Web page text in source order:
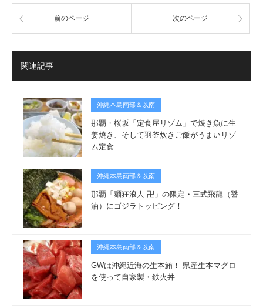
前のページ 次のページ
関連記事
沖縄本島南部＆以南
那覇・桜坂「定食屋リゾム」で焼き魚に生
姜焼き、そして羽釜炊きご飯がうまいリゾ
ム定食
沖縄本島南部＆以南
那覇「麺狂浪人 卍」の限定・三式飛龍（醤
油）にゴジラトッピング！
沖縄本島南部＆以南
GWは沖縄近海の生本鮪！ 県産生本マグロ
を使って自家製・鉄火丼